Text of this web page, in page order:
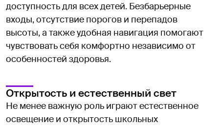
доступность для всех детей. Безбарьерные
входы, отсутствие порогов и перепадов
высоты, а также удобная навигация помогают
чувствовать себя комфортно независимо от
особенностей здоровья.
Открытость и естественный свет
Не менее важную роль играют естественное
освещение и открытость школьных